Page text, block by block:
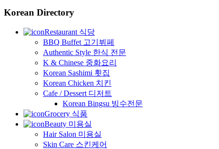
Korean Directory
Restaurant 식당
BBQ Buffet 고기뷔페
Authentic Style 한식 전문
K & Chinese 중화요리
Korean Sashimi 횟집
Korean Chicken 치킨
Cafe / Dessert 디저트
Korean Bingsu 빙수전문
Grocery 식품
Beauty 미용실
Hair Salon 미용실
Skin Care 스킨케어